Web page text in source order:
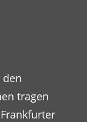
den
tragen